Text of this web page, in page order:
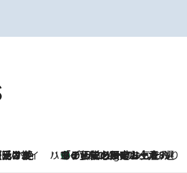
ハワイ ハワイ賢者 リサのお気に入りリスト1 Hour Ago
あの伝説の限定トートも！ リニューアルした「ディーン＆デルーカ ハワイ」で必須のお土産8選